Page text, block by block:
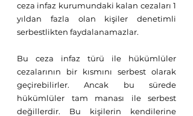
ceza infaz kurumundaki kalan cezaları 1
yıldan fazla olan kişiler denetimli
serbestlikten faydalanamazlar.
Bu ceza infaz türü ile hükümlüler
cezalarının bir kısmını serbest olarak
geçirebilirler. Ancak bu sürede
hükümlüler tam manası ile serbest
değillerdir. Bu kişilerin kendilerine